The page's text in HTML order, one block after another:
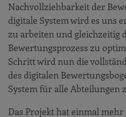
Nachvollziehbarkeit der
digitale System wird es uns
zu arbeiten und gleichzeitig
Bewertungsprozess zu
Schritt wird nun die
des digitalen
System für alle Abteilungen
Das Projekt hat einmal mehr